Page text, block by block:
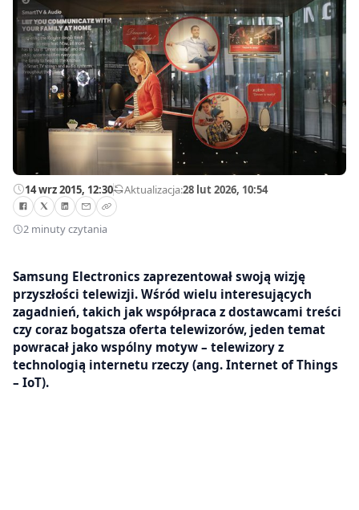
14 wrz 2015, 12:30—Aktualizacja:28 lut 2026, 10:54
2 minuty czytania
Samsung Electronics zaprezentował swoją wizję
przyszłości telewizji. Wśród wielu interesujących
zagadnień, takich jak współpraca z dostawcami treści
czy coraz bogatsza oferta telewizorów, jeden temat
powracał jako wspólny motyw – telewizory z
technologią internetu rzeczy (ang. Internet of Things
– IoT).